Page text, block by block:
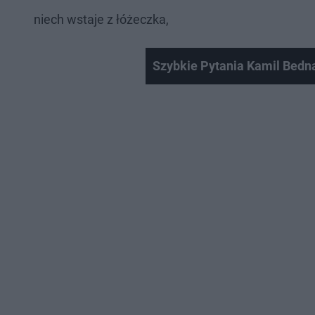
niech wstaje z łóżeczka,
Szybkie Pytania Kamil